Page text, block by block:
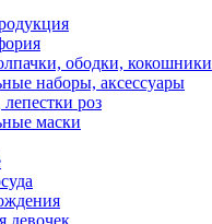
ободки, кокошники
наборы, аксессуары
роз
маски
девочек